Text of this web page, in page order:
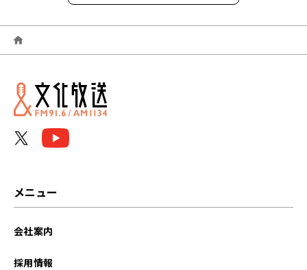
2026年06月
2026年05月
2026年04月
メニュー
会社案内
採用情報